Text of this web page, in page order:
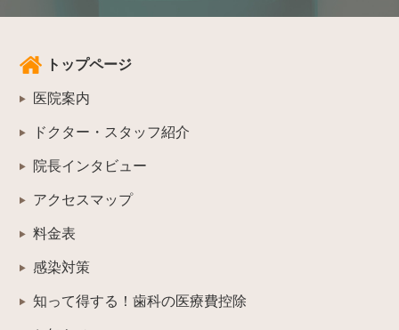
トップページ
医院案内
ドクター・スタッフ紹介
院長インタビュー
アクセスマップ
料金表
感染対策
知って得する！歯科の医療費控除